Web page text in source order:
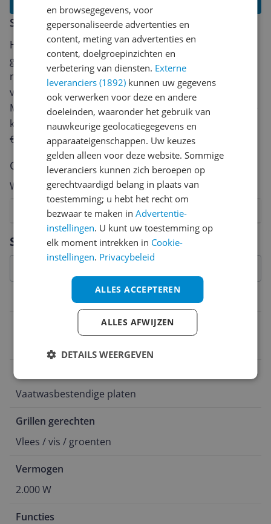
Specificaties
Belangrijkste kenmerken
Vaatwasbestendige platen
Grillen gerechten
Vlees / vis / groenten
Vermogen
2.000 W
Functies
Schrijf een review
Heb jij dit product in bezit en wil je graag je mening
geven? Start dan hieronder met het schrijven van je
review. Afhankelijk van de details duurt het schrijven
van een review gemiddeld tussen de 3 en 10 minuten.
Met jouw mening help je andere bezoekers een betere
keuze te maken én maak je iedere maand kans op
€250,-!
Klik hier voor de actievoorwaarden.
Cijfer
Welk cijfer geef jij dit product?
7
6
5
4
3
2
Vraag 1 van 4
en browsegegevens, voor
gepersonaliseerde advertenties en
content, meting van advertenties en
content, doelgroepinzichten en
verbetering van diensten. Externe
leveranciers (1892) kunnen uw gegevens
ook verwerken voor deze en andere
doeleinden, waaronder het gebruik van
nauwkeurige geolocatiegegevens en
apparaateigenschappen. Uw keuzes
gelden alleen voor deze website. Sommige
leveranciers kunnen zich beroepen op
gerechtvaardigd belang in plaats van
toestemming; u hebt het recht om
bezwaar te maken inAdvertentie-
instellingen. U kunt uw toestemming op
elk moment intrekken in Cookie-
instellingen. Privacybeleid
ALLES ACCEPTEREN
ALLES AFWIJZEN
DETAILS WEERGEVEN